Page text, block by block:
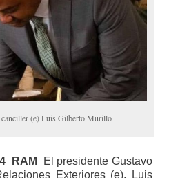
canciller (e) Luis Gilberto Murillo
El presidente Gustavo
Exteriores (e), Luis